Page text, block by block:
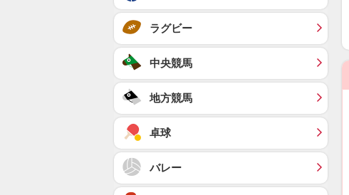
ラグビー
中央競馬
地方競馬
卓球
バレー